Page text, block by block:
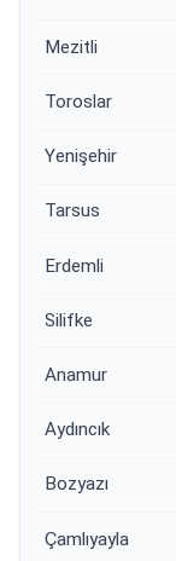
Mezitli
Toroslar
Yenişehir
Tarsus
Erdemli
Silifke
Anamur
Aydıncık
Bozyazı
Çamlıyayla